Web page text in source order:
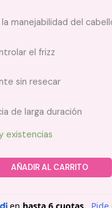
manejabilidad del
el frizz
sin resecar
de larga duración
existencias
AÑADIR AL CARRITO